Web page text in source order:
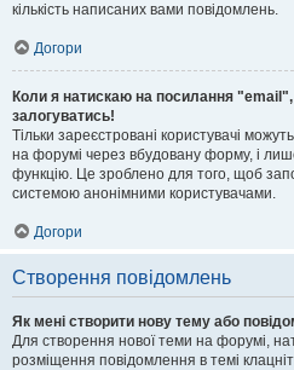
кількість написаних вами повідомлень.
Догори
Коли я натискаю на посилання
залогуватись!
Тільки зареєстровані користувачі
на форумі через вбудовану форму, і
функцію. Це зроблено для того, щоб
системою анонімними користувачами.
Догори
Створення повідомлень
Як мені створити нову тему або
Для створення нової теми на форумі,
розміщення повідомлення в темі